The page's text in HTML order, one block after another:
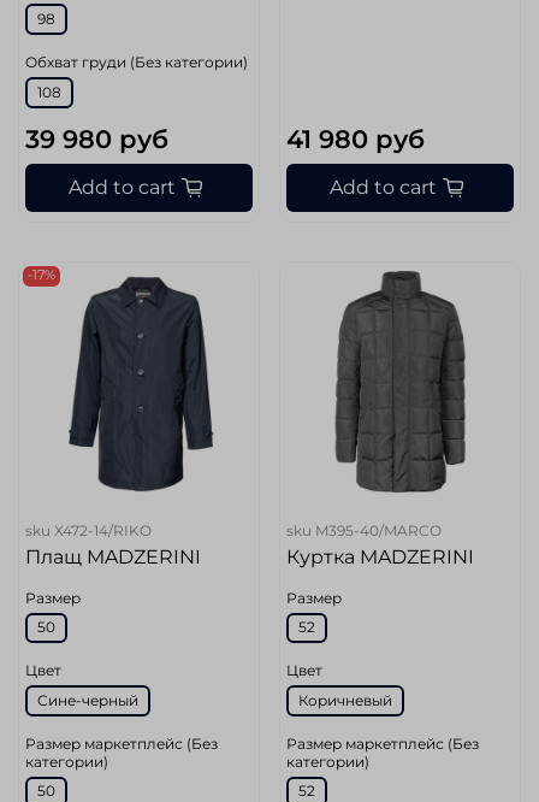
98
Обхват груди (Без категории)
108
39 980 руб
Add to cart
41 980 руб
Add to cart
-17%
sku X472-14/RIKO
Плащ MADZERINI
Размер
50
Цвет
Сине-черный
Размер маркетплейс (Без
категории)
50
sku M395-40/MARCO
Куртка MADZERINI
Размер
52
Цвет
Коричневый
Размер маркетплейс (Без
категории)
52